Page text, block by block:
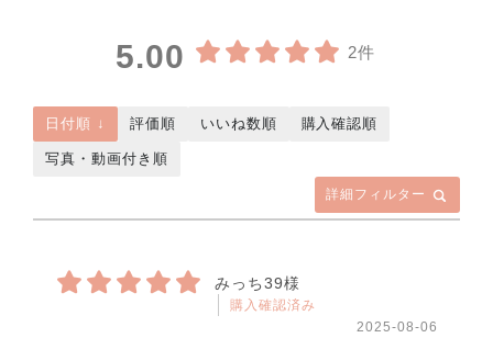
5.00 2件
詳細フィルター
日付順 ↓ 評価順 いいね数順 購入確認順
写真・動画付き順
みっち39様
購入確認済み
2025-08-06